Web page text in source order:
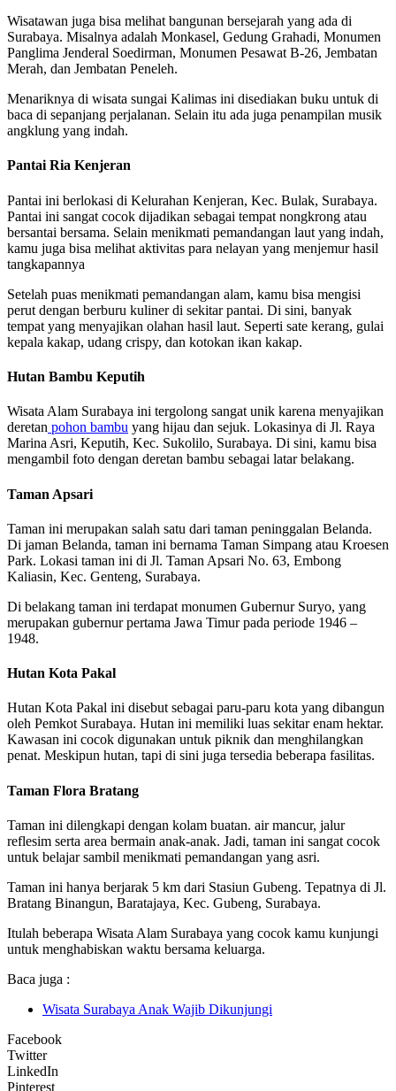
Wisatawan juga bisa melihat bangunan bersejarah yang ada di
Surabaya. Misalnya adalah Monkasel, Gedung Grahadi, Monumen
Panglima Jenderal Soedirman, Monumen Pesawat B-26, Jembatan
Merah, dan Jembatan Peneleh.
Menariknya di wisata sungai Kalimas ini disediakan buku untuk di
baca di sepanjang perjalanan. Selain itu ada juga penampilan musik
angklung yang indah.
Pantai Ria Kenjeran
Pantai ini berlokasi di Kelurahan Kenjeran, Kec. Bulak, Surabaya.
Pantai ini sangat cocok dijadikan sebagai tempat nongkrong atau
bersantai bersama. Selain menikmati pemandangan laut yang indah,
kamu juga bisa melihat aktivitas para nelayan yang menjemur hasil
tangkapannya
Setelah puas menikmati pemandangan alam, kamu bisa mengisi
perut dengan berburu kuliner di sekitar pantai. Di sini, banyak
tempat yang menyajikan olahan hasil laut. Seperti sate kerang, gulai
kepala kakap, udang crispy, dan kotokan ikan kakap.
Hutan Bambu Keputih
Wisata Alam Surabaya ini tergolong sangat unik karena menyajikan
deretan pohon bambu yang hijau dan sejuk. Lokasinya di Jl. Raya
Marina Asri, Keputih, Kec. Sukolilo, Surabaya. Di sini, kamu bisa
mengambil foto dengan deretan bambu sebagai latar belakang.
Taman Apsari
Taman ini merupakan salah satu dari taman peninggalan Belanda.
Di jaman Belanda, taman ini bernama Taman Simpang atau Kroesen
Park. Lokasi taman ini di Jl. Taman Apsari No. 63, Embong
Kaliasin, Kec. Genteng, Surabaya.
Di belakang taman ini terdapat monumen Gubernur Suryo, yang
merupakan gubernur pertama Jawa Timur pada periode 1946 –
1948.
Hutan Kota Pakal
Hutan Kota Pakal ini disebut sebagai paru-paru kota yang dibangun
oleh Pemkot Surabaya. Hutan ini memiliki luas sekitar enam hektar.
Kawasan ini cocok digunakan untuk piknik dan menghilangkan
penat. Meskipun hutan, tapi di sini juga tersedia beberapa fasilitas.
Taman Flora Bratang
Taman ini dilengkapi dengan kolam buatan. air mancur, jalur
reflesim serta area bermain anak-anak. Jadi, taman ini sangat cocok
untuk belajar sambil menikmati pemandangan yang asri.
Taman ini hanya berjarak 5 km dari Stasiun Gubeng. Tepatnya di Jl.
Bratang Binangun, Baratajaya, Kec. Gubeng, Surabaya.
Itulah beberapa Wisata Alam Surabaya yang cocok kamu kunjungi
untuk menghabiskan waktu bersama keluarga.
Baca juga :
Wisata Surabaya Anak Wajib Dikunjungi
Facebook
Twitter
LinkedIn
Pinterest